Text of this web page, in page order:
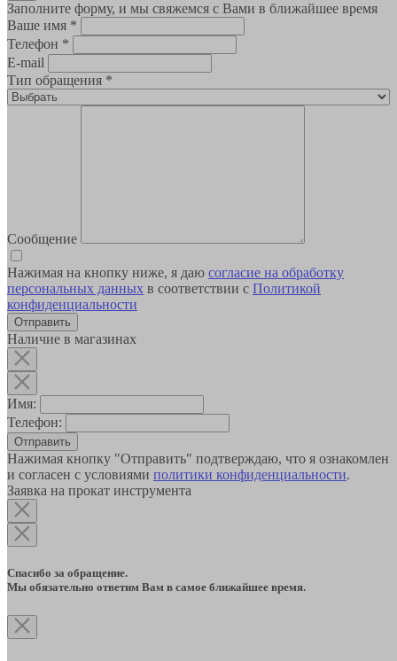
Заполните форму, и мы свяжемся с Вами в ближайшее время
Ваше имя *
Телефон *
E-mail
Тип обращения *
Сообщение
Нажимая на кнопку ниже, я даю согласие на обработку
персональных данных в соответствии с Политикой
конфиденциальности
Наличие в магазинах
Имя:
Телефон:
Отправить
Нажимая кнопку "Отправить" подтверждаю, что я ознакомлен
и согласен с условиями политики конфиденциальности.
Заявка на прокат инструмента
Спасибо за обращение.
Мы обязательно ответим Вам в самое ближайшее время.